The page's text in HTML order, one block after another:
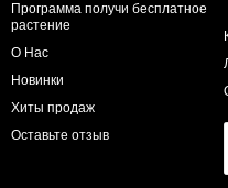
Программа получи бесплатное
растение
О Нас
Новинки
Хиты продаж
Оставьте отзыв